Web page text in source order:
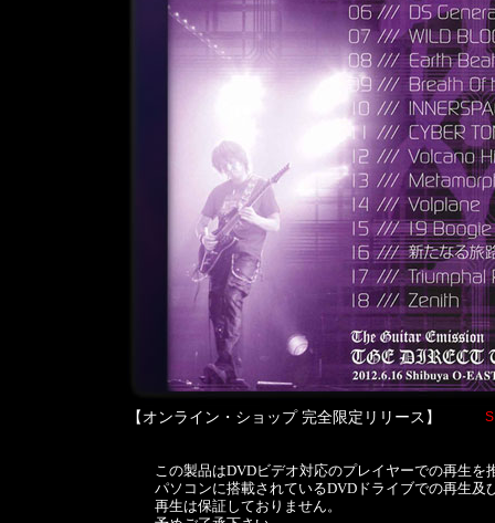
【オンライン・ショップ 完全限定リリース】
この製品はDVDビデオ対応のプレイヤーでの再生を
パソコンに搭載されているDVDドライブでの再生
再生は保証しておりません。